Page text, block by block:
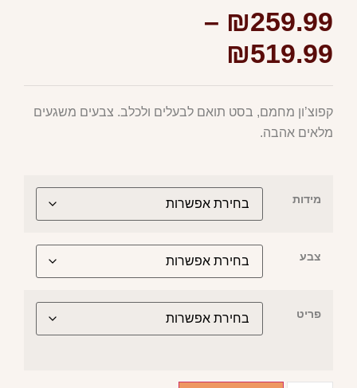
₪259.99
–
₪519.99
קפוצ’ון מחמם, בסט תואם לבעלים ולכלב. צבעים משגעים
מלאים אהבה.
מידות
צבע
פריט